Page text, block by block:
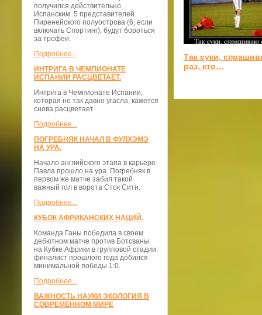
получился действительно
Испанским. 5 представителей
Пиренейского полуострова (6, если
включать Спортинг), будут бороться
за трофеи.
Подробнее...
ИНТРИГА В ЧЕМПИОНАТЕ
ИСПАНИИ РАСЦВЕТАЕТ.
Интрига в Чемпионате Испании,
которая не так давно угасла, кажется
снова расцветает.
Подробнее...
ПОГРЕБНЯК НАЧАЛ В ФУЛХЭМЭ
НА УРА.
Начало английского этапа в карьере
Павла прошло на ура. Погребняк в
первом же матче забил такой
важный гол в ворота Сток Сити.
Подробнее...
КУБОК АФРИКАНСКИХ НАЦИЙ.
Команда Ганы победила в своем
дебютном матче против Ботсваны
на Кубке Африки в групповой стадии.
финалист прошлого года добился
минимальной победы 1:0.
Подробнее...
ВАЖНОСТЬ НАУКИ ЭКОЛОГИЯ В
СОВРЕМЕННОМ МИРЕ
Так суки,
раз, кто…